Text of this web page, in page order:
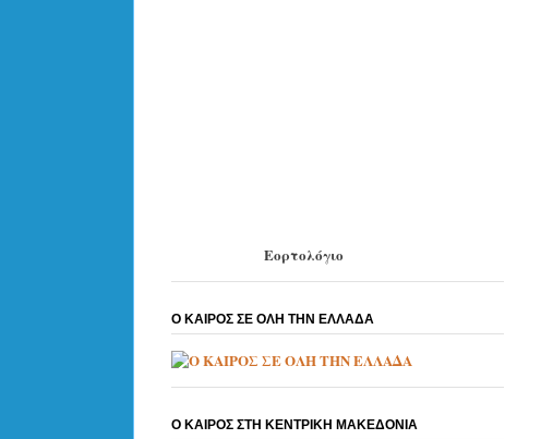
Εορτολόγιο
Ο ΚΑΙΡΟΣ ΣΕ ΟΛΗ ΤΗΝ ΕΛΛΑΔΑ
Ο ΚΑΙΡΟΣ ΣΤΗ ΚΕΝΤΡΙΚΗ ΜΑΚΕΔΟΝΙΑ